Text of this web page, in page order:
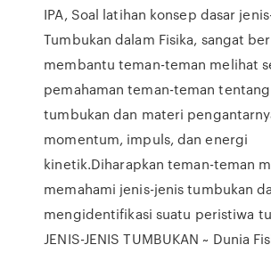
IPA, Soal latihan konsep dasar
Tumbukan dalam Fisika, sangat
membantu teman-teman melihat
pemahaman teman-teman
tumbukan dan materi
momentum, impuls, dan energi
kinetik.Diharapkan teman-teman
memahami jenis-jenis tumbukan
mengidentifikasi suatu peristiwa
JENIS-JENIS TUMBUKAN ~ Dunia